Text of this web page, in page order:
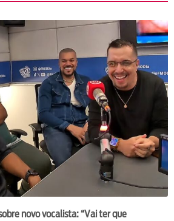
novo vocalista: “Vai ter que